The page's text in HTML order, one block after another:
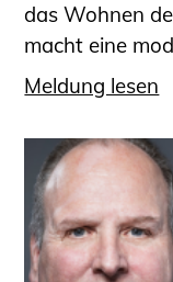
das Wohnen
macht eine
Meldung lesen